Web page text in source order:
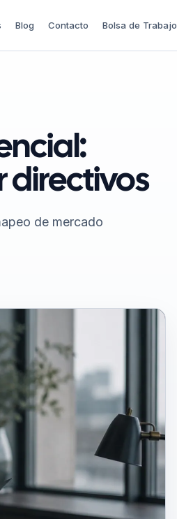
Blog Contacto Bolsa de Trabajo
directivos
de mercado